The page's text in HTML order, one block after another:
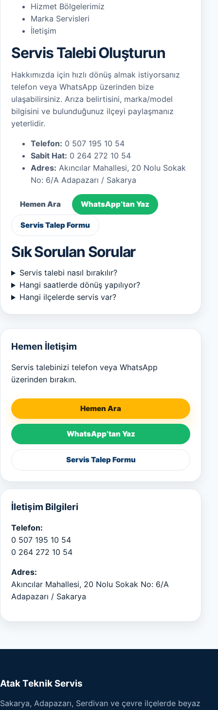
Hizmet Bölgelerimiz
Marka Servisleri
İletişim
Servis Talebi Oluşturun
Hakkımızda için hızlı dönüş almak istiyorsanız
telefon veya WhatsApp üzerinden bize
ulaşabilirsiniz. Arıza belirtisini, marka/model
bilgisini ve bulunduğunuz ilçeyi paylaşmanız
yeterlidir.
Telefon: 0 507 195 10 54
Sabit Hat: 0 264 272 10 54
Adres: Akıncılar Mahallesi, 20 Nolu Sokak
No: 6/A Adapazarı / Sakarya
Hemen Ara WhatsApp’tan Yaz
Servis Talep Formu
Sık Sorulan Sorular
Servis talebi nasıl bırakılır?
Hangi saatlerde dönüş yapılıyor?
Hangi ilçelerde servis var?
Hemen İletişim
Servis talebinizi telefon veya WhatsApp
üzerinden bırakın.
Hemen Ara
WhatsApp’tan Yaz
Servis Talep Formu
İletişim Bilgileri
Telefon:
0 507 195 10 54
0 264 272 10 54
Adres:
Akıncılar Mahallesi, 20 Nolu Sokak No: 6/A
Adapazarı / Sakarya
Atak Teknik Servis
Sakarya, Adapazarı, Serdivan ve çevre ilçelerde beyaz